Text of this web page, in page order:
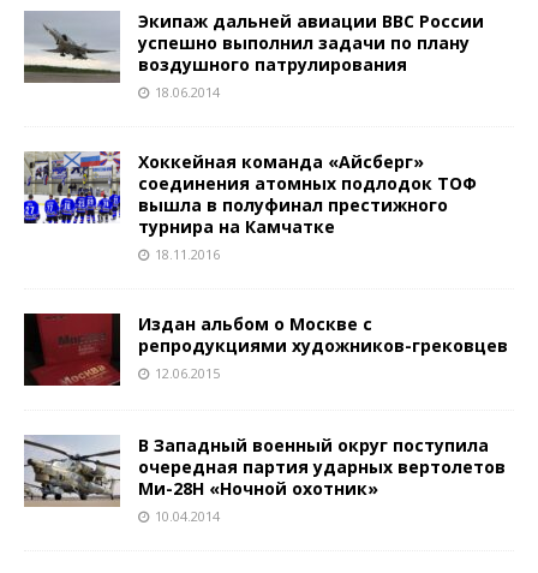
Экипаж дальней авиации ВВС России
успешно выполнил задачи по плану
воздушного патрулирования
18.06.2014
Хоккейная команда «Айсберг»
соединения атомных подлодок ТОФ
вышла в полуфинал престижного
турнира на Камчатке
18.11.2016
Издан альбом о Москве с
репродукциями художников-грековцев
12.06.2015
В Западный военный округ поступила
очередная партия ударных вертолетов
Ми-28Н «Ночной охотник»
10.04.2014